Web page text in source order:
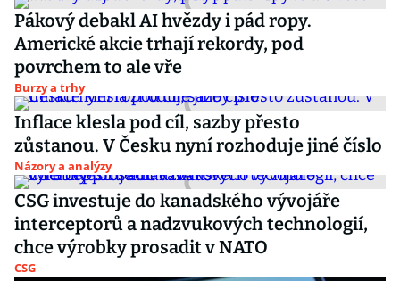
Pákový debakl AI hvězdy i pád ropy.
Americké akcie trhají rekordy, pod
povrchem to ale vře
Burzy a trhy
Inflace klesla pod cíl, sazby přesto
zůstanou. V Česku nyní rozhoduje jiné číslo
Názory a analýzy
CSG investuje do kanadského vývojáře
interceptorů a nadzvukových technologií,
chce výrobky prosadit v NATO
CSG